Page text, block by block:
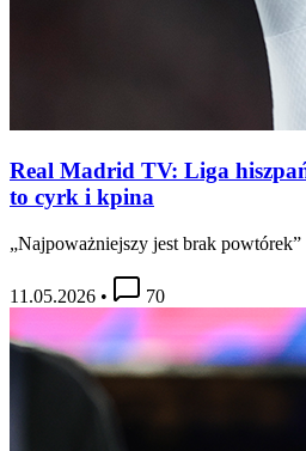
Real Madrid TV: Liga
to cyrk i kpina
„Najpoważniejszy jest brak powtórek”
11.05.2026 • 70